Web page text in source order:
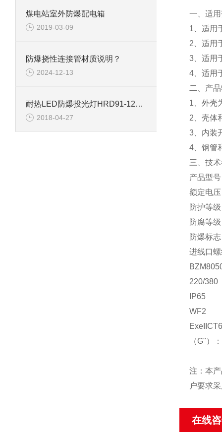
煤电站室外防爆配电箱
2019-03-09
防爆挠性连接管材质说明？
2024-12-13
耐热LED防爆投光灯HRD91-120w防爆区域适用
2018-04-27
一、适
1、适用
2、适用
3、适用
4、适用
二、产
1、外壳
2、壳体
3、内装
4、钢管
三、技
产品型号
额定电
防护等级
防腐等级
防爆标志
进线口
220/380
IP65
WF2
ExeIICT6
（G"）
注：本
户要求
在线